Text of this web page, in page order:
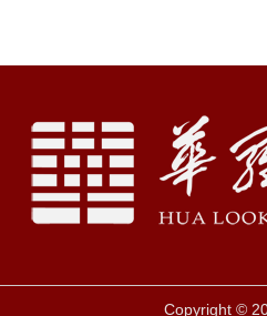
Copyright ©